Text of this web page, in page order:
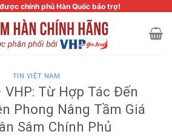
chính phủ Hàn Quốc bảo trợ!
TIN VIỆT NAM
VHP: Từ Hợp Tác Đến
Phong Nâng Tầm Giá
Sâm Chính Phủ